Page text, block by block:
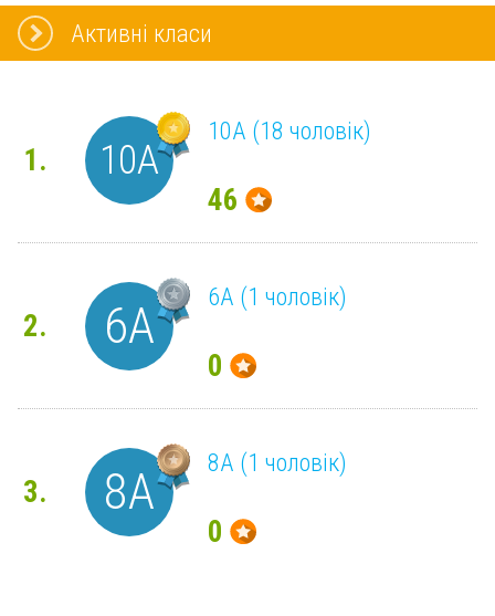
Активні класи
1. 10А
10А (18 чоловік)
46
2. 6А 6А (1 чоловік)
0
3. 8A 8A (1 чоловік)
0